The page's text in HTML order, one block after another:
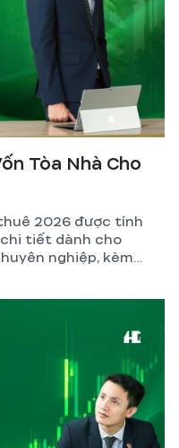
Tòa Nhà Cho
2026 được tính
tiết dành cho
nghiệp, kèm